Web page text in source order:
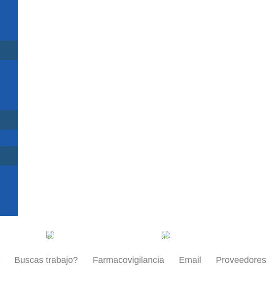
Medicamentos Profesionales de la salud
Buscas trabajo? Farmacovigilancia Email Proveedores